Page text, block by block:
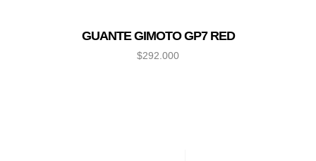
GUANTE GIMOTO GP7 RED
$292.000